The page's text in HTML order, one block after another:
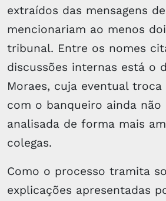
extraídos das mensagens
mencionariam ao menos
tribunal. Entre os nomes
discussões internas está o
Moraes, cuja eventual troca
com o banqueiro ainda não
analisada de forma mais
colegas.
Como o processo tramita
explicações apresentadas